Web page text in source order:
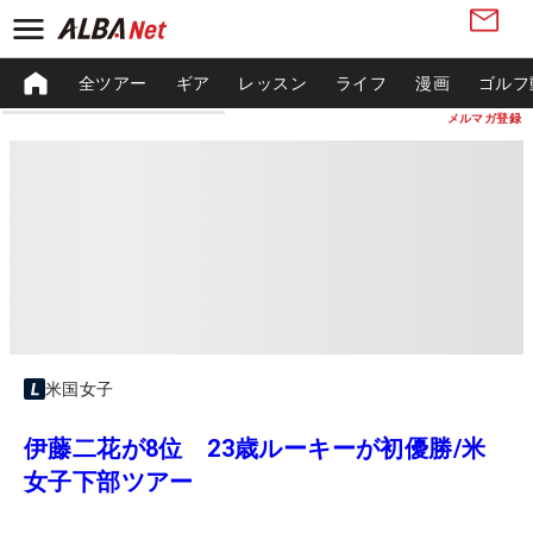
メルマガ登録
全ツアー ギア レッスン ライフ 漫画 ゴル
米国女子
伊藤二花が8位 23歳ルーキーが初優勝/米
女子下部ツアー